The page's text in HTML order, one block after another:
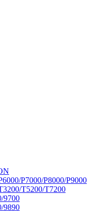
P7000/P8000/P9000
T5200/T7200
9700
9890